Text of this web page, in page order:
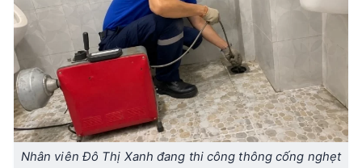
Nhân viên Đô Thị Xanh đang thi công thông cống nghẹt